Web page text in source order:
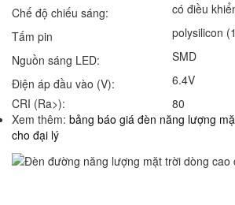
Chế độ chiếu sáng:
có điều
Tấm pin
polysilicon
Nguồn sáng LED:
SMD
Điện áp đầu vào (V):
6.4V
CRI (Ra>):
80
Xem thêm: bảng báo giá đèn năng lượng
cho đại lý